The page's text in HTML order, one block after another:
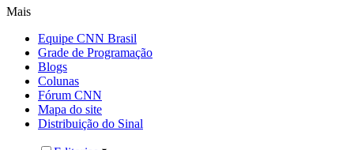
Mais
Equipe CNN Brasil
Grade de Programação
Blogs
Colunas
Fórum CNN
Mapa do site
Distribuição do Sinal